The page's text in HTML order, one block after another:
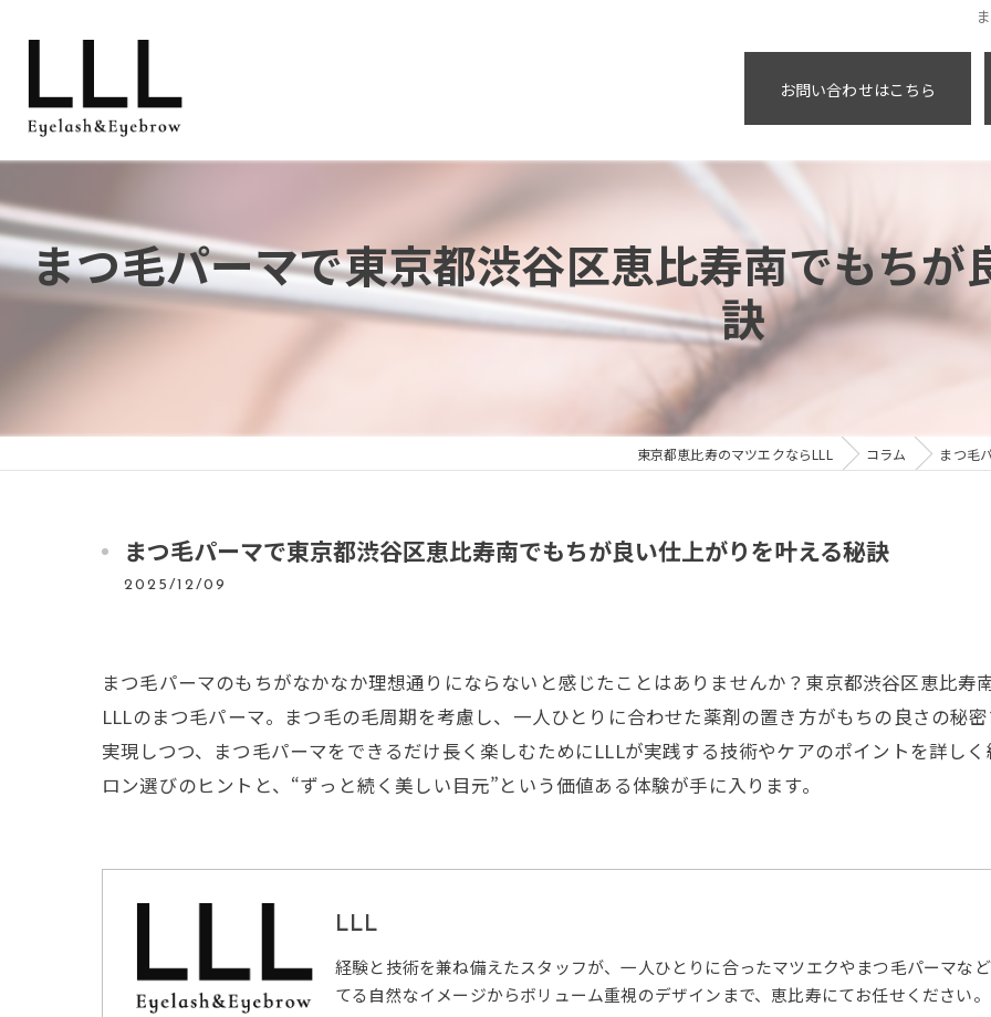
お問い合わせはこちら
まつ毛パーマで東京都渋谷区恵比寿南でもちが
訣
東京都恵比寿のマツエクならLLL コラム まつ毛
まつ毛パーマで東京都渋谷区恵比寿南でもちが良い仕上がりを叶える秘訣
2025/12/09
まつ毛パーマのもちがなかなか理想通りにならないと感じたことはありませんか？東京都渋谷区恵比寿
LLLのまつ毛パーマ。まつ毛の毛周期を考慮し、一人ひとりに合わせた薬剤の置き方がもちの良さの秘
実現しつつ、まつ毛パーマをできるだけ長く楽しむためにLLLが実践する技術やケアのポイントを詳し
ロン選びのヒントと、“ずっと続く美しい目元”という価値ある体験が手に入ります。
LLL
経験と技術を兼ね備えたスタッフが、一人ひとりに合ったマツエクやまつ毛パーマな
てる自然なイメージからボリューム重視のデザインまで、恵比寿にてお任せください。